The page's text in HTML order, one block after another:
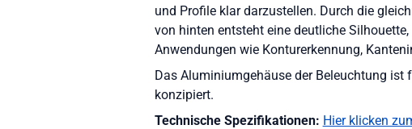
und Profile klar darzustellen. Durch die
von hinten entsteht eine deutliche
Anwendungen wie Konturerkennung,
Das Aluminiumgehäuse der Beleuchtung ist
konzipiert.
Technische Spezifikationen: Hier klicken